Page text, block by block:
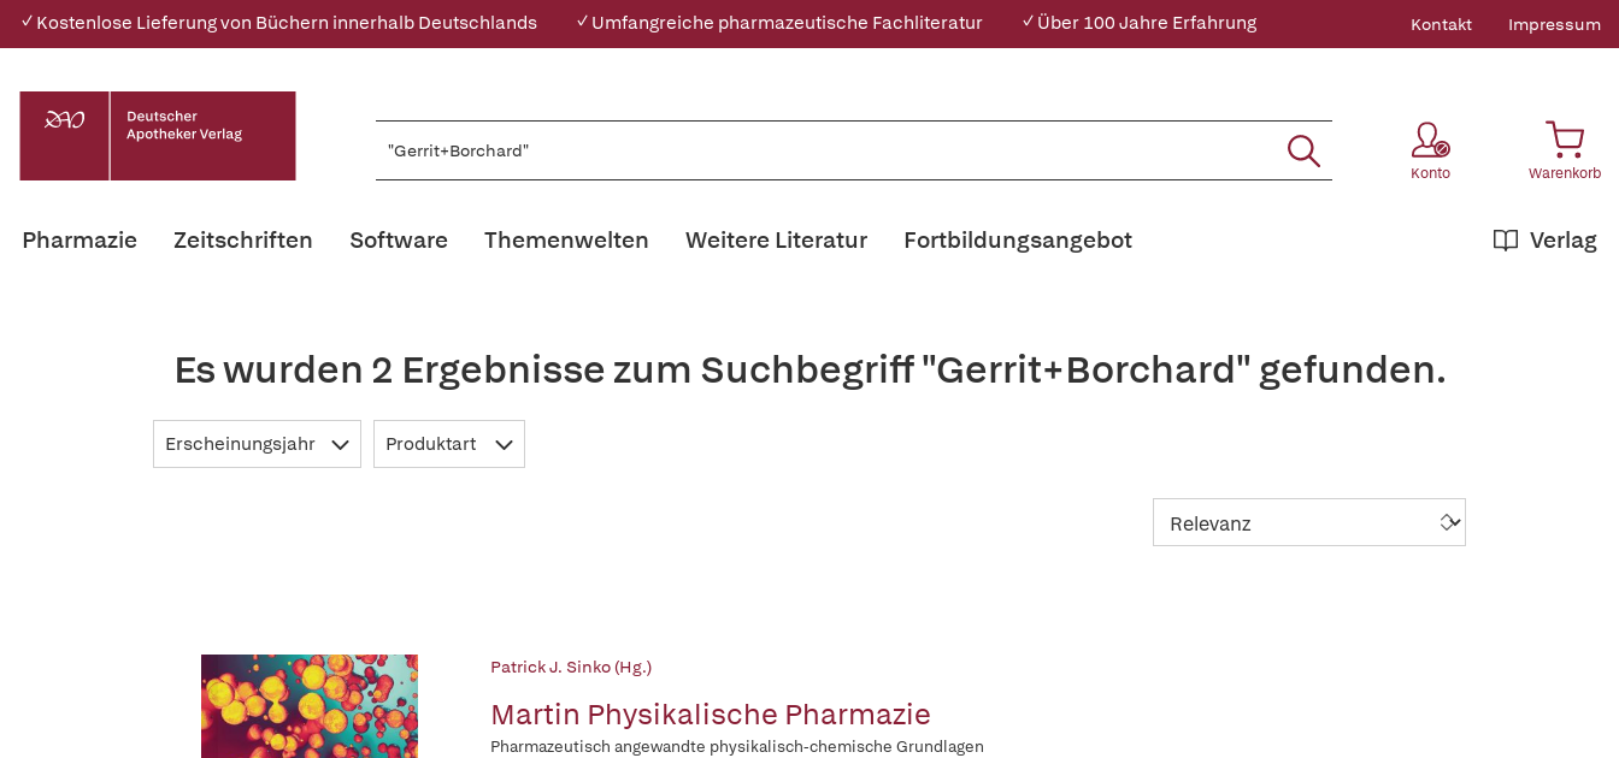
✓ Kostenlose Lieferung von Büchern innerhalb Deutschlands ✓ Umfangreiche pharmazeutische Fachliteratur ✓ Über 100 Jahre Erfahrung Kontakt Impressum
Konto Warenkorb
Pharmazie Zeitschriften Software Themenwelten Weitere Literatur Verlag
Fortbildungsangebot
Es wurden 2 Ergebnisse zum Suchbegriff "Gerrit+Borchard" gefunden.
Erscheinungsjahr Produktart
Patrick J. Sinko (Hg.)
Martin Physikalische Pharmazie
Pharmazeutisch angewandte physikalisch-chemische Grundlagen